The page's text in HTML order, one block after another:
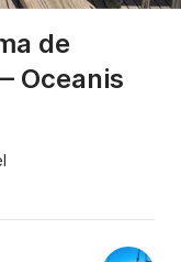
de
Oceanis